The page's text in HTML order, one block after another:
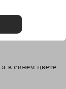
в синем цвете